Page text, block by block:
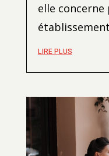
elle
LIRE PLUS